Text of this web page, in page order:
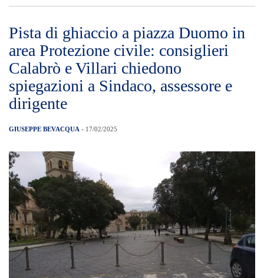
Pista di ghiaccio a piazza Duomo in
area Protezione civile: consiglieri
Calabrò e Villari chiedono
spiegazioni a Sindaco, assessore e
dirigente
GIUSEPPE BEVACQUA - 17/02/2025